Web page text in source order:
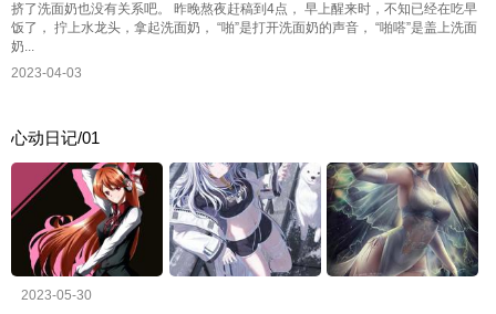
挤了洗面奶也没有关系吧。 昨晚熬夜赶稿到4点， 早上醒来时，不知已经在吃早
饭了， 拧上水龙头，拿起洗面奶， “啪”是打开洗面奶的声音， “啪嗒”是盖上洗面
奶...
2023-04-03
心动日记/01
2023-05-30